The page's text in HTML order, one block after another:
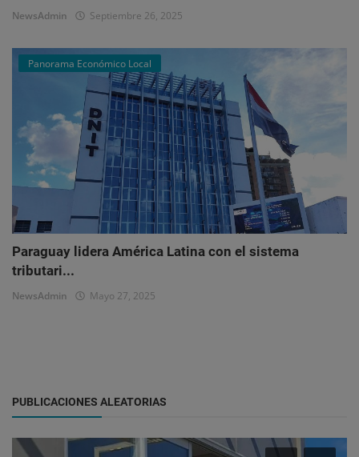
NewsAdmin Septiembre 26, 2025
Panorama Económico Local
Paraguay lidera América Latina con el sistema
tributari...
NewsAdmin Mayo 27, 2025
PUBLICACIONES ALEATORIAS